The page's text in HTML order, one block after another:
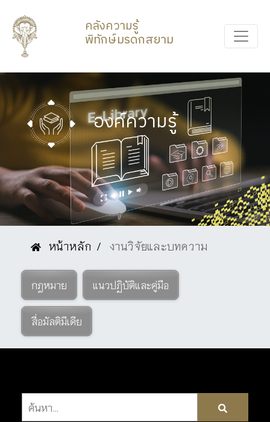
คลังความรู้
พิทักษ์มรดกสยาม
องค์ความรู้
หน้าหลัก งานวิจัยและบทความ
กฎหมาย แนวปฏิบัติและคู่มือ
สื่อมัลติมีเดีย